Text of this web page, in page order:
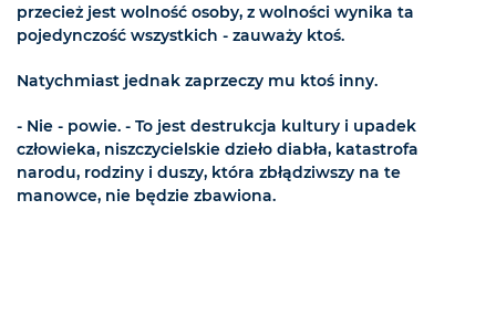
przecież jest wolność osoby, z wolności wynika ta
pojedynczość wszystkich - zauważy ktoś.
Natychmiast jednak zaprzeczy mu ktoś inny.
- Nie - powie. - To jest destrukcja kultury i upadek
człowieka, niszczycielskie dzieło diabła, katastrofa
narodu, rodziny i duszy, która zbłądziwszy na te
manowce, nie będzie zbawiona.